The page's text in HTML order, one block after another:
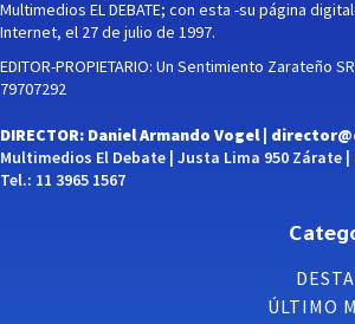
Multimedios EL DEBATE; con esta -su página
Internet, el 27 de julio de 1997.
EDITOR-PROPIETARIO: Un Sentimiento Zarateño
79707292
DIRECTOR: Daniel Armando Vogel |
Multimedios El Debate | Justa Lima 950 Zárate |
Tel.: 11 3965 1567
ÚLTIMO